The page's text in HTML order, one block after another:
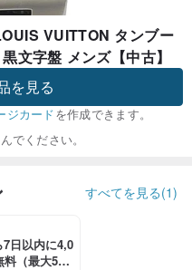
VUITTON タンブー
文字盤 メンズ【中古】
を見る
ジカードを作成できます。
でください。
すべてを見る(1)
7日以内に4,0
（最大500